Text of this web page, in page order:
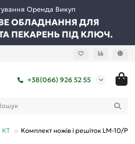
Оренда Викуп
ОБЛАДНАННЯ ДЛЯ
ПЕКАРЕНЬ ПІД КЛЮЧ.
+38(066) 926 52 55
КТ Комплект ножів і решіток LM-10/P